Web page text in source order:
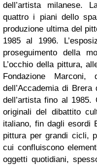
dell’artista milanese.
quattro i piani dello
produzione ultima del
1985 al 1996.
proseguimento della
L’occhio della pittura,
Fondazione Marconi,
dell’Accademia di
dell’artista fino al
originali del dibattito
italiano, fin dagli esordi
pittura per grandi cicli,
cui confluiscono
oggetti quotidiani,